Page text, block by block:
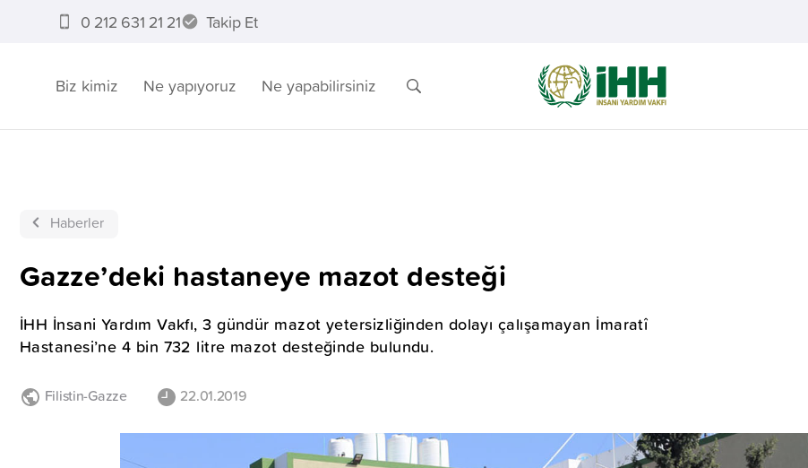
0 212 631 21 21 Takip Et
Biz kimiz Ne yapıyoruz Ne yapabilirsiniz
Haberler
Gazze’deki hastaneye mazot desteği
İHH İnsani Yardım Vakfı, 3 gündür mazot yetersizliğinden dolayı çalışamayan İmaratî
Hastanesi’ne 4 bin 732 litre mazot desteğinde bulundu.
Filistin-Gazze 22.01.2019